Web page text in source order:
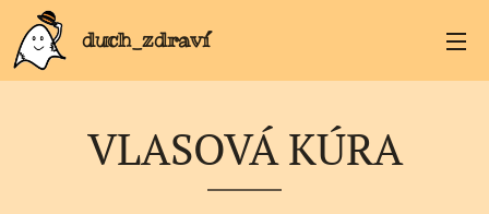
duch_zdraví
VLASOVÁ KÚRA